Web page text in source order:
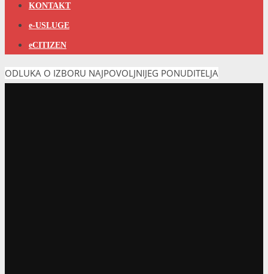
KONTAKT
e-USLUGE
eCITIZEN
ODLUKA O IZBORU NAJPOVOLJNIJEG PONUDITELJA